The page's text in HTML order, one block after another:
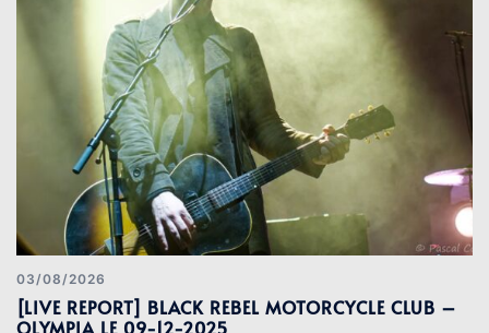
03/08/2026
[LIVE REPORT] BLACK REBEL MOTORCYCLE CLUB –
OLYMPIA LE 09-12-2025